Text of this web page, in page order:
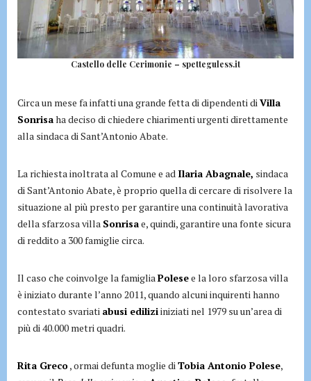
Castello delle Cerimonie – spetteguless.it
Circa un mese fa infatti una grande fetta di dipendenti di Villa
Sonrisaha deciso di chiedere chiarimenti urgenti direttamente
alla sindaca di Sant’Antonio Abate.
La richiesta inoltrata al Comune e ad Ilaria Abagnale, sindaca
di Sant’Antonio Abate, è proprio quella di cercare di risolvere la
situazione al più presto per garantire una continuità lavorativa
della sfarzosa villa Sonrisae, quindi, garantire una fonte sicura
di reddito a 300 famiglie circa.
Il caso che coinvolge la famiglia Polesee la loro sfarzosa villa
è iniziato durante l’anno 2011, quando alcuni inquirenti hanno
contestato svariati abusi ediliziiniziati nel 1979 su un’area di
più di 40.000 metri quadri.
Rita Greco, ormai defunta moglie di Tobia Antonio Polese,